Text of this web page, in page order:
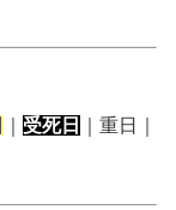
受死日
｜重日｜